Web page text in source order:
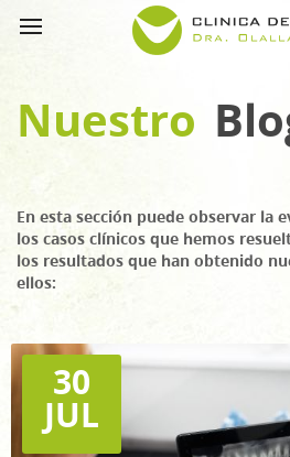
Nuestro
En esta sección puede observar la
los casos clínicos que hemos
los resultados que han obtenido
ellos:
30
JUL